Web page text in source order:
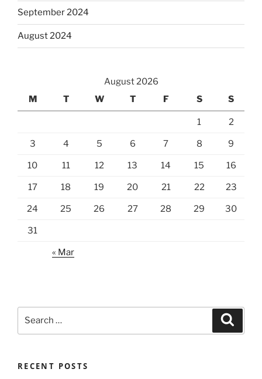
September 2024
August 2024
August 2026
M
T W T F S S
1 2
3 4 5 6 7 8 9
10 11 12 13 14 15 16
17 18 19 20 21 22 23
24 25 26 27 28 29 30
31
« Mar
RECENT POSTS